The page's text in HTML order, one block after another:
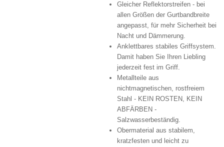
Gleicher Reflektorstreifen - bei
allen Größen der Gurtbandbreite
angepasst, für mehr Sicherheit bei
Nacht und Dämmerung.
Anklettbares stabiles Griffsystem.
Damit haben Sie Ihren Liebling
jederzeit fest im Griff.
Metallteile aus
nichtmagnetischen, rostfreiem
Stahl - KEIN ROSTEN, KEIN
ABFÄRBEN -
Salzwasserbeständig.
Obermaterial aus stabilem,
kratzfesten und leicht zu